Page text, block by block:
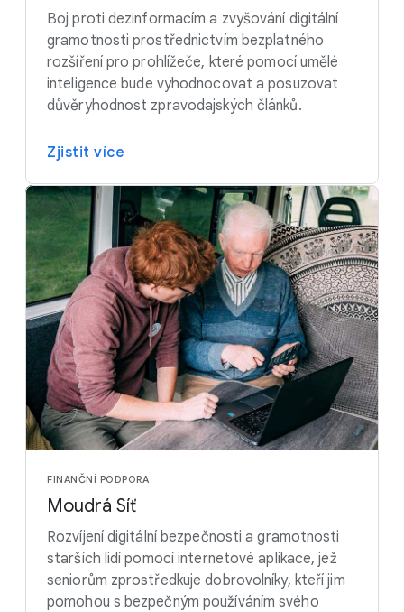
Boj proti dezinformacím a zvyšování digitální
gramotnosti prostřednictvím bezplatného
rozšíření pro prohlížeče, které pomocí umělé
inteligence bude vyhodnocovat a posuzovat
důvěryhodnost zpravodajských článků.
Zjistit více
FINANČNÍ PODPORA
Moudrá Síť
Rozvíjení digitální bezpečnosti a gramotnosti
starších lidí pomocí internetové aplikace, jež
seniorům zprostředkuje dobrovolníky, kteří jim
pomohou s bezpečným používáním svého